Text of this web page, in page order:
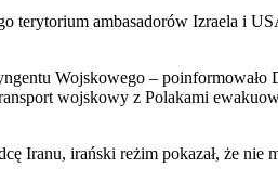
terytorium ambasadorów Izraela i
Wojskowego –
wojskowy z Polakami
Iranu, irański reżim pokazał, że nie